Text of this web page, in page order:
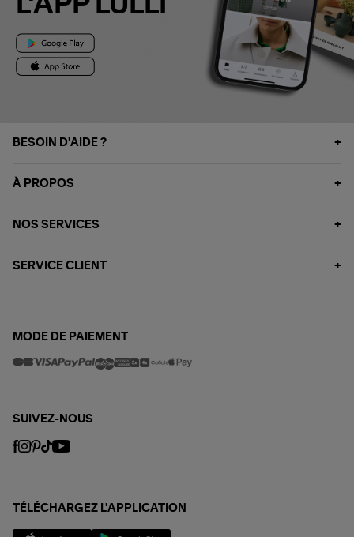
L'APP LULLI
BESOIN D'AIDE ?
À PROPOS
NOS SERVICES
SERVICE CLIENT
MODE DE PAIEMENT
SUIVEZ-NOUS
TÉLÉCHARGEZ L'APPLICATION